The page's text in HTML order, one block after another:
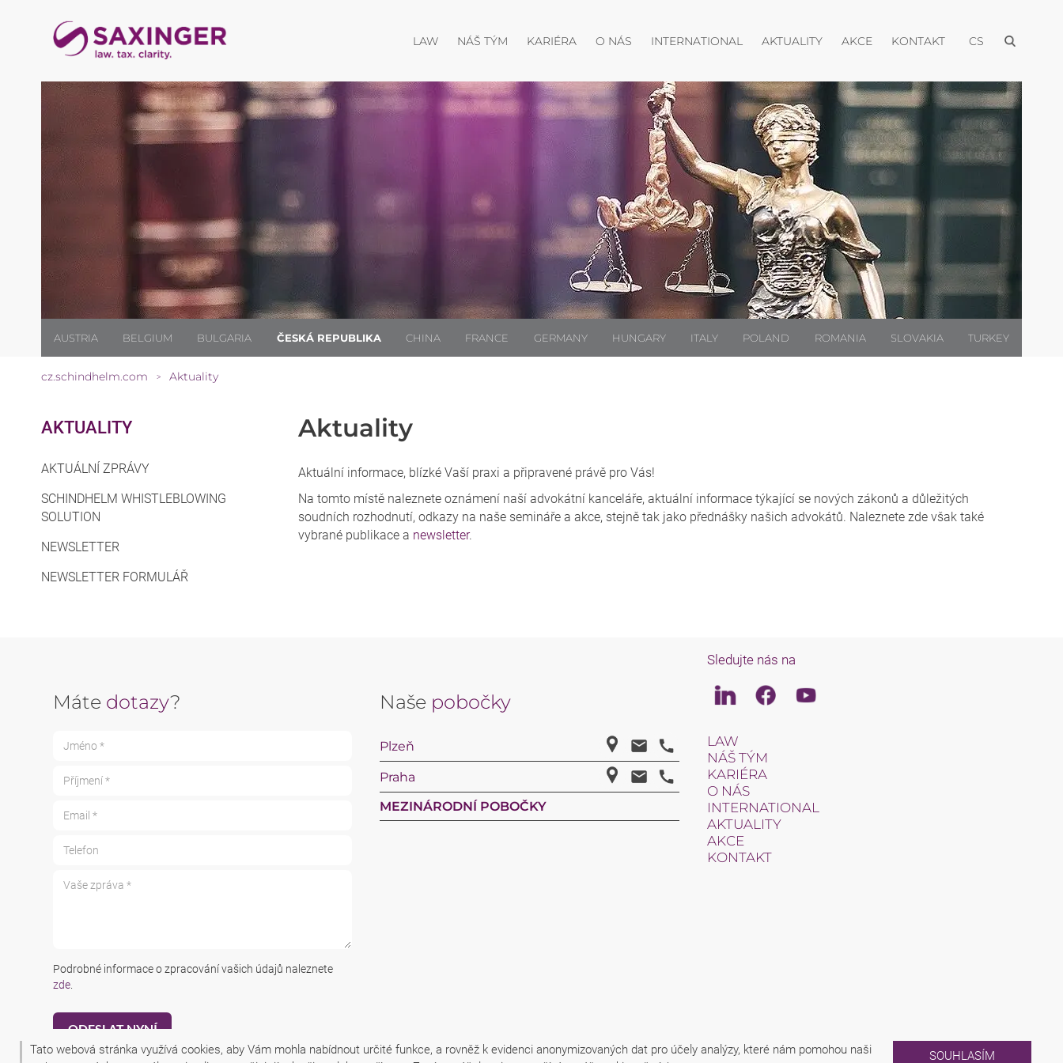
Tato webová stránka využívá cookies, aby Vám mohla nabídnout určité funkce, a rovněž k evidenci anonymizovaných dat pro účely analýzy, které nám pomohou naši
SOUHLASÍM
LAWOtevřít menu
NÁŠ TÝM KARIÉRAOtevřít menu
O NÁS Otevřít menu
INTERNATIONAL Otevřít menu
AKTUALITYOtevřít menu
AKCEOtevřít menu
KONTAKTOtevřít menu
CS Otevřít menu
AUSTRIA BELGIUM BULGARIA ČESKÁ REPUBLIKA CHINA FRANCE GERMANY HUNGARY ITALY POLAND ROMANIA SLOVAKIA TURKEY
cz.schindhelm.com > Aktuality
AKTUALITY
AKTUÁLNÍ ZPRÁVY
SCHINDHELM WHISTLEBLOWING
SOLUTION
NEWSLETTER
NEWSLETTER FORMULÁŘ
Aktuality
Aktuální informace, blízké Vaší praxi a připravené právě pro Vás!
Na tomto místě naleznete oznámení naší advokátní kanceláře, aktuální informace týkající se nových zákonů a důležitých
soudních rozhodnutí, odkazy na naše semináře a akce, stejně tak jako přednášky našich advokátů. Naleznete zde však také
vybrané publikace a newsletter.
Máte dotazy?
Jméno *
Příjmení *
Email *
Telefon
Vaše zpráva *
Podrobné informace o zpracování vašich údajů naleznete
zde.
Naše pobočky
Plzeň
Praha
MEZINÁRODNÍ POBOČKY
Sledujte nás na
LinkedinFacebookYoutube
LAW
NÁŠ TÝM
KARIÉRA
O NÁS
INTERNATIONAL
AKTUALITY
AKCE
KONTAKT